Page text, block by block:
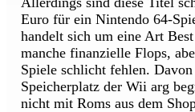
Euro für ein Nintendo 64-
handelt sich um eine Art
manche finanzielle Flops,
Spiele schlicht fehlen. Davon
Speicherplatz der Wii arg
nicht mit Roms aus dem